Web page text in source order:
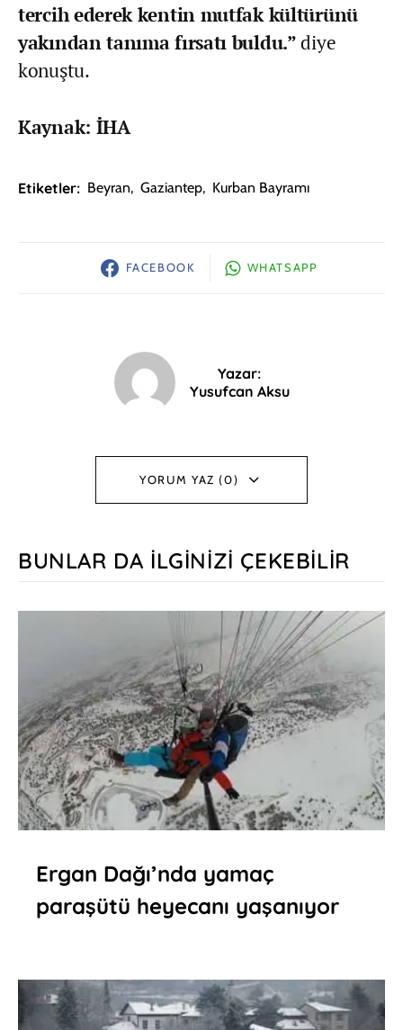
tercih ederek kentin mutfak kültürünü
yakından tanıma fırsatı buldu.”diye
konuştu.
Kaynak: İHA
Etiketler: Beyran, Gaziantep, Kurban Bayramı
FACEBOOK WHATSAPP
Yazar:
Yusufcan Aksu
YORUM YAZ (0)
BUNLAR DA İLGINIZI ÇEKEBILIR
Ergan Dağı’nda yamaç
paraşütü heyecanı yaşanıyor